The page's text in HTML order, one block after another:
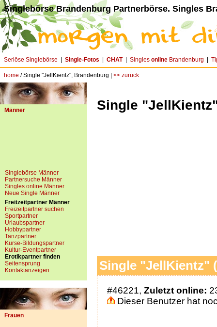
Singlebörse Brandenburg Partnerbörse. Singles
Seriöse Singlebörse Single-Fotos CHAT| Singles online Brandenburg
home / Single "JellKientz", Brandenburg | << zurück
Männer
Singlebörse Männer
Partnersuche Männer
Singles online Männer
Neue Single Männer
Freitzeitpartner Männer
Freizeitpartner suchen
Sportpartner
Urlaubspartner
Hobbypartner
Tanzpartner
Kurse-Bildungspartner
Kultur-Eventpartner
Erotikpartner finden
Seitensprung
Kontaktanzeigen
Frauen
Single
Single "JellKientz"
#46221, Zuletzt online:
Dieser Benutzer hat